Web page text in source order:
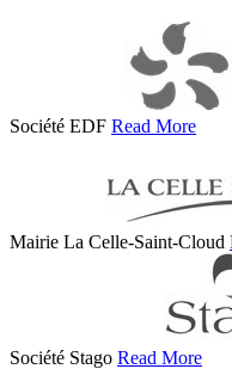
Société EDF Read More
Mairie La Celle-Saint-Cloud
Société Stago Read More